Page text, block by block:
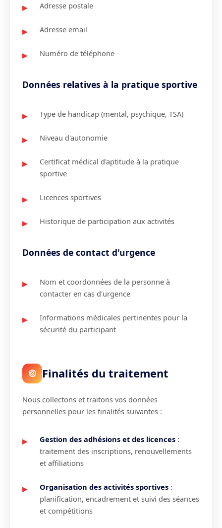
Adresse postale
Adresse email
Numéro de téléphone
Données relatives à la pratique sportive
Type de handicap (mental, psychique, TSA)
Niveau d'autonomie
Certificat médical d'aptitude à la pratique
sportive
Licences sportives
Historique de participation aux activités
Données de contact d'urgence
Nom et coordonnées de la personne à
contacter en cas d'urgence
Informations médicales pertinentes pour la
sécurité du participant
Finalités du traitement
Nous collectons et traitons vos données
personnelles pour les finalités suivantes :
Gestion des adhésions et des licences :
traitement des inscriptions, renouvellements
et affiliations
Organisation des activités sportives :
planification, encadrement et suivi des séances
et compétitions